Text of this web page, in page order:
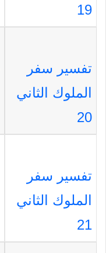
19
تفسير سفر
الملوك الثاني
20
تفسير سفر
الملوك الثاني
21